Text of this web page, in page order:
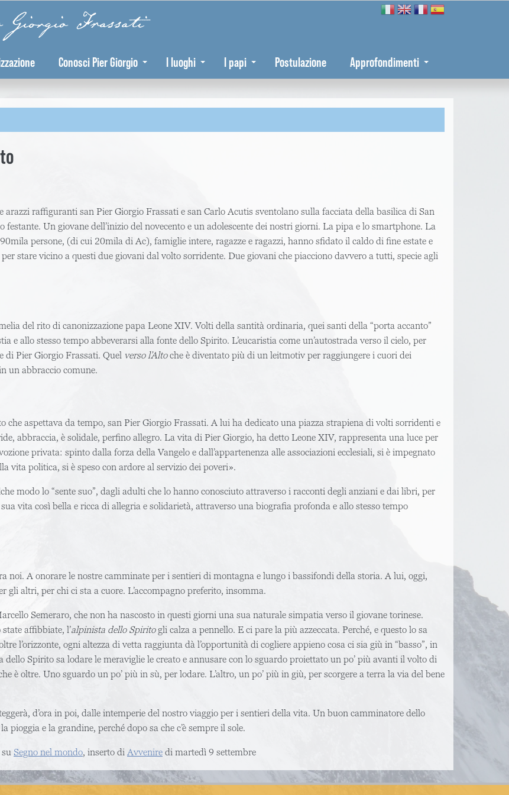
Frassati
Conosci Pier Giorgio I luoghi I papi Postulazione Approfondimenti
arazzi raffiguranti san Pier Giorgio Frassati e san Carlo Acutis sventolano sulla facciata della basilica di San
Un giovane dell’inizio del novecento e un adolescente dei nostri giorni. La pipa e lo smartphone. La
persone, (di cui 20mila di Ac), famiglie intere, ragazze e ragazzi, hanno sfidato il caldo di fine estate e
stare vicino a questi due giovani dal volto sorridente. Due giovani che piacciono davvero a tutti, specie agli
del rito di canonizzazione papa Leone XIV. Volti della santità ordinaria, quei santi della “porta accanto”
e allo stesso tempo abbeverarsi alla fonte dello Spirito. L’eucaristia come un’autostrada verso il cielo, per
di Pier Giorgio Frassati. Quel verso l’Altoche è diventato più di un leitmotiv per raggiungere i cuori dei
un abbraccio comune.
che aspettava da tempo, san Pier Giorgio Frassati. A lui ha dedicato una piazza strapiena di volti sorridenti e
abbraccia, è solidale, perfino allegro. La vita di Pier Giorgio, ha detto Leone XIV, rappresenta una luce per
privata: spinto dalla forza della Vangelo e dall’appartenenza alle associazioni ecclesiali, si è impegnato
vita politica, si è speso con ardore al servizio dei poveri».
modo lo “sente suo”, dagli adulti che lo hanno conosciuto attraverso i racconti degli anziani e dai libri, per
vita così bella e ricca di allegria e solidarietà, attraverso una biografia profonda e allo stesso tempo
noi. A onorare le nostre camminate per i sentieri di montagna e lungo i bassifondi della storia. A lui, oggi,
gli altri, per chi ci sta a cuore. L’accompagno preferito, insomma.
Semeraro, che non ha nascosto in questi giorni una sua naturale simpatia verso il giovane torinese.
affibbiate, l’alpinista dello Spiritogli calza a pennello. E ci pare la più azzeccata. Perché, e questo lo sa
l’orizzonte, ogni altezza di vetta raggiunta dà l’opportunità di cogliere appieno cosa ci sia giù in “basso”, in
dello Spirito sa lodare le meraviglie le creato e annusare con lo sguardo proiettato un po’ più avanti il volto di
è oltre. Uno sguardo un po’ più in sù, per lodare. L’altro, un po’ più in giù, per scorgere a terra la via del bene
d’ora in poi, dalle intemperie del nostro viaggio per i sentieri della vita. Un buon camminatore dello
e la grandine, perché dopo sa che c’è sempre il sole.
Segno nel mondo, inserto diAvvenire di martedì 9 settembre